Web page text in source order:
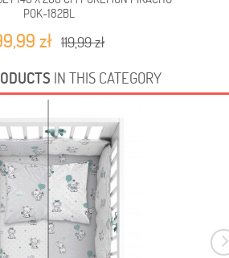
POK-182BL
zł 119,99 zł
IN THIS CATEGORY